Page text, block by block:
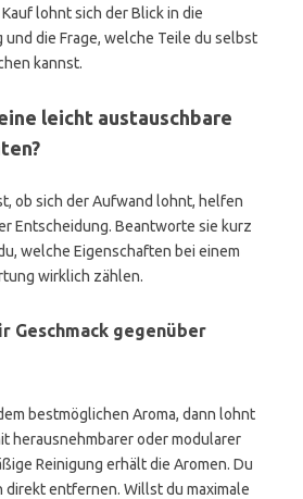
lohnt sich der Blick in die
die Frage, welche Teile du selbst
kannst.
leicht austauschbare
ob sich der Aufwand lohnt, helfen
Entscheidung. Beantworte sie kurz
welche Eigenschaften bei einem
wirklich zählen.
Geschmack gegenüber
bestmöglichen Aroma, dann lohnt
herausnehmbarer oder modularer
Reinigung erhält die Aromen. Du
direkt entfernen. Willst du maximale